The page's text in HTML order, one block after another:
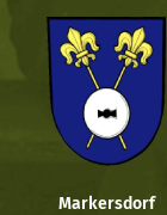
Markersdorf